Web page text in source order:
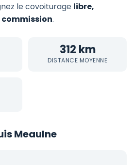
le covoiturage libre,
.
312 km
DISTANCE MOYENNE
Meaulne